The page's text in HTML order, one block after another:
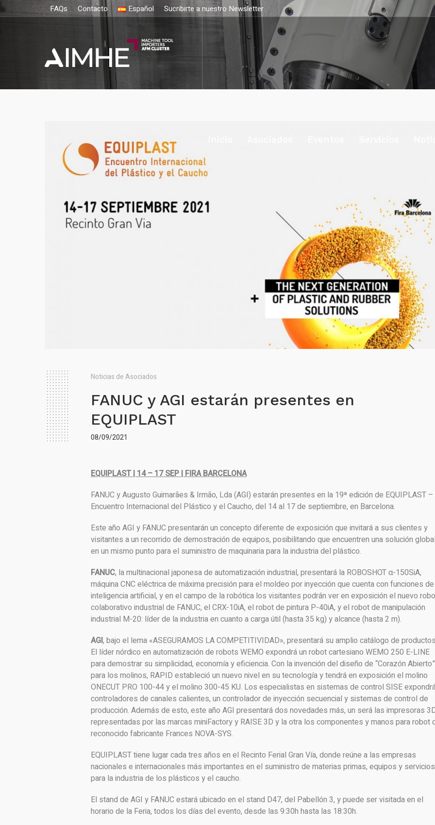
FAQs Contacto Español Sucribirte a nuestro Newsletter
Noticias de Asociados
FANUC y AGI estarán presentes en
EQUIPLAST
08/09/2021
EQUIPLAST | 14 – 17 SEP | FIRA BARCELONA
FANUC y Augusto Guimarães & Irmão, Lda (AGI) estarán presentes en la 19ª edición de EQUIPLAST –
Encuentro Internacional del Plástico y el Caucho, del 14 al 17 de septiembre, en Barcelona.
Este año AGI y FANUC presentarán un concepto diferente de exposición que invitará a sus clientes y
visitantes a un recorrido de demostración de equipos, posibilitando que encuentren una solución global
en un mismo punto para el suministro de maquinaria para la industria del plástico.
FANUC, la multinacional japonesa de automatización industrial, presentará la ROBOSHOT α-150SiA,
máquina CNC eléctrica de máxima precisión para el moldeo por inyección que cuenta con funciones de
inteligencia artificial, y en el campo de la robótica los visitantes podrán ver en exposición el nuevo
colaborativo industrial de FANUC, el CRX-10iA, el robot de pintura P-40iA, y el robot de manipulación
industrial M-20: líder de la industria en cuanto a carga útil (hasta 35 kg) y alcance (hasta 2 m).
AGI, bajo el lema «ASEGURAMOS LA COMPETITIVIDAD», presentará su amplio catálogo de
El líder nórdico en automatización de robots WEMO expondrá un robot cartesiano WEMO 250 E-LINE
para demostrar su simplicidad, economía y eficiencia. Con la invención del diseño de “Corazón Abierto”
para los molinos, RAPID estableció un nuevo nivel en su tecnología y tendrá en exposición el molino
ONECUT PRO 100-44 y el molino 300-45 KU. Los especialistas en sistemas de control SISE
controladores de canales calientes, un controlador de inyección secuencial y sistemas de control de
producción. Además de esto, este año AGI presentará dos novedades más, un será las impresoras
representadas por las marcas miniFactory y RAISE 3D y la otra los componentes y manos para robot
reconocido fabricante Frances NOVA-SYS.
EQUIPLAST tiene lugar cada tres años en el Recinto Ferial Gran Vía, donde reúne a las empresas
nacionales e internacionales más importantes en el suministro de materias primas, equipos y servicios
para la industria de los plásticos y el caucho.
El stand de AGI y FANUC estará ubicado en el stand D47, del Pabellón 3, y puede ser visitada en el
horario de la Feria, todos los días del evento, desde las 9:30h hasta las 18:30h.